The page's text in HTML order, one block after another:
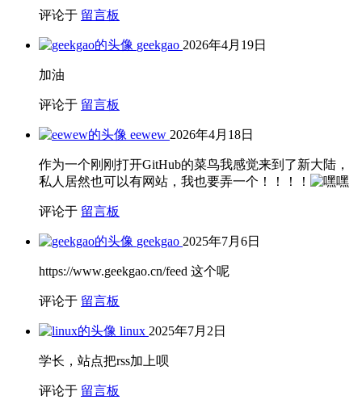
评论于 留言板
geekgao 2026年4月19日
加油
评论于 留言板
eewew 2026年4月18日
作为一个刚刚打开GitHub的菜鸟我感觉来到了新大陆，
私人居然也可以有网站，我也要弄一个！！！！
评论于 留言板
geekgao 2025年7月6日
https://www.geekgao.cn/feed 这个呢
评论于 留言板
linux 2025年7月2日
学长，站点把rss加上呗
评论于 留言板